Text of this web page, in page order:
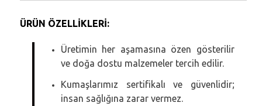
ÜRÜN ÖZELLİKLERİ:
Üretimin her aşamasına özen gösterilir
ve doğa dostu malzemeler tercih edilir.
Kumaşlarımız sertifikalı ve güvenlidir;
insan sağlığına zarar vermez.